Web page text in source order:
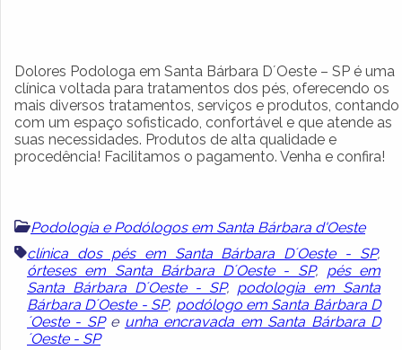
Dolores Podologa em Santa Bárbara D´Oeste – SP é uma
clínica voltada para tratamentos dos pés, oferecendo os
mais diversos tratamentos, serviços e produtos, contando
com um espaço sofisticado, confortável e que atende as
suas necessidades. Produtos de alta qualidade e
procedência! Facilitamos o pagamento. Venha e confira!
Podologia e Podólogos em Santa Bárbara d'Oeste
clínica dos pés em Santa Bárbara D´Oeste - SP,
órteses em Santa Bárbara D´Oeste - SP, pés em
Santa Bárbara D´Oeste - SP, podologia em Santa
Bárbara D´Oeste - SP, podólogo em Santa Bárbara D
´Oeste - SPe unha encravada em Santa Bárbara D
´Oeste - SP